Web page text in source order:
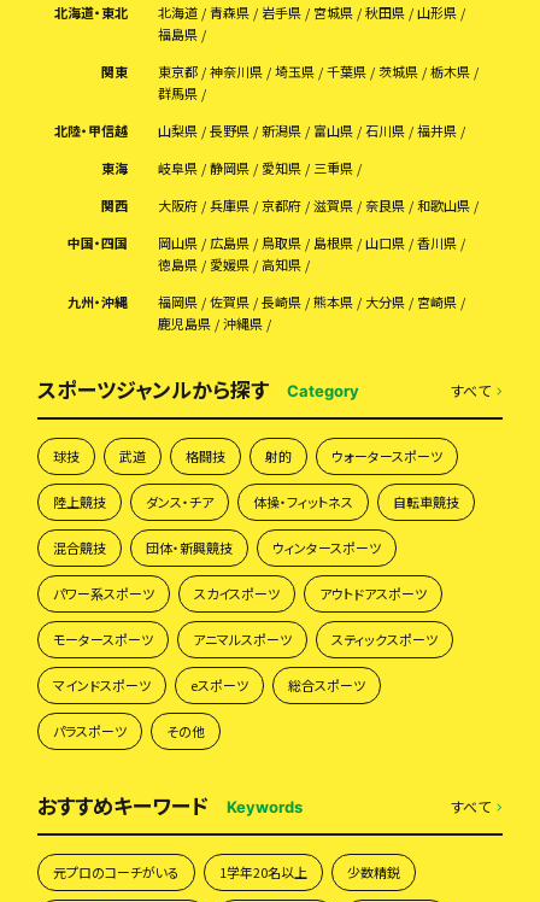
北海道・東北 北海道 青森県 岩手県 宮城県 秋田県
山形県
福島県
関東
東京都 神奈川県 埼玉県 千葉県 茨城県
栃木県
群馬県
北陸・甲信越
山梨県 長野県 新潟県 富山県 石川県
福井県
東海
岐阜県 静岡県 愛知県
三重県
関西
大阪府 兵庫県 京都府 滋賀県 奈良県
和歌山県
中国・四国
岡山県 広島県 鳥取県 島根県 山口県
香川県
徳島県
愛媛県
高知県
九州・沖縄
福岡県 佐賀県 長崎県 熊本県 大分県
宮崎県
鹿児島県
沖縄県
スポーツジャンルから探す Category すべて
球技 武道 格闘技 射的 ウォータースポーツ
陸上競技 ダンス・チア 体操・フィットネス 自転車競技
混合競技 団体・新興競技 ウィンタースポーツ
パワー系スポーツ スカイスポーツ アウトドアスポーツ
モータースポーツ アニマルスポーツ スティックスポーツ
マインドスポーツ eスポーツ 総合スポーツ
パラスポーツ その他
おすすめキーワード Keywords すべて
元プロのコーチがいる 1学年20名以上 少数精鋭